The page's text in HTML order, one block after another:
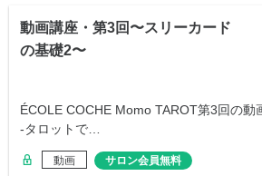
動画講座・第3回〜スリーカード
の基礎2〜
ÉCOLE COCHE Momo TAROT第3回の動
-タロットで…
動画 サロン会員無料